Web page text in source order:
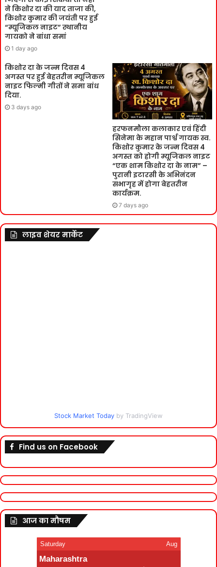
ने किशोर दा की याद ताजा की,
किशोर कुमार की जयंती पर हुई
“म्यूजिकल नाइट” स्थानीय
गायको ने बांधा समां
1 day ago
किशोर दा के जन्म दिवस 4
अगस्त पर हुई बेहतरीन म्यूजिकल
नाइट फिल्मी गीतों ने समा बांध
दिया.
3 days ago
हरफनमौला कलाकार एवं हिंदी
सिनेमा के महान पार्श्व गायक स्व.
किशोर कुमार के जन्म दिवस 4
अगस्त को होगी म्यूजिकल नाइट
“एक शाम किशोर दा के नाम” –
पुरानी इटारसी के अभिनंदन
सभागृह में होगा बेहतरीन
कार्यक्रम.
7 days ago
लाइव शेयर मार्केट
Stock Market Today by TradingView
Find us on Facebook
आज का मौषम
Saturday Aug
Maharashtra